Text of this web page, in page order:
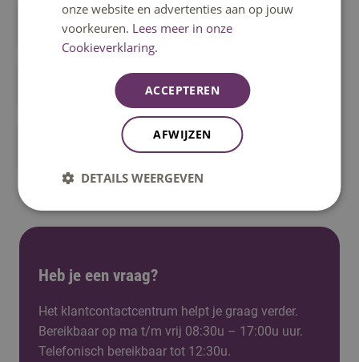
Stuur een mail
Bekijk contactpersonen
Veelgestelde vragen
Heb je een vraag?
Het klantcontactcentrum helpt je graag verder.
Bereikbaar op ma t/m vrij 08:30u – 17:00u uur.
Telefonisch bereikbaar tot 12:30u.
onze website en advertenties aan op jouw
voorkeuren. Lees meer in onze
Cookieverklaring.
ACCEPTEREN
AFWIJZEN
DETAILS WEERGEVEN